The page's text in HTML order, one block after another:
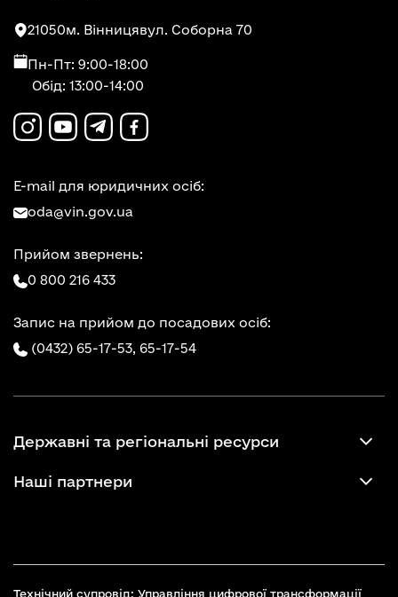
21050м. Вінницявул. Соборна 70
Пн-Пт: 9:00-18:00
Обід: 13:00-14:00
E-mail для юридичних осіб:
oda@vin.gov.ua
Прийом звернень:
0 800 216 433
Запис на прийом до посадових осіб:
(0432) 65-17-53, 65-17-54
Державні та регіональні ресурси
Наші партнери
Технічний супровід: Управління цифрової трансформації